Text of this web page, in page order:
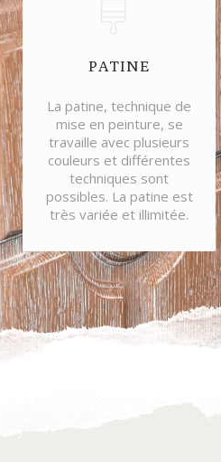
PATINE
La patine, technique de
mise en peinture, se
travaille avec plusieurs
couleurs et différentes
techniques sont
possibles. La patine est
très variée et illimitée.